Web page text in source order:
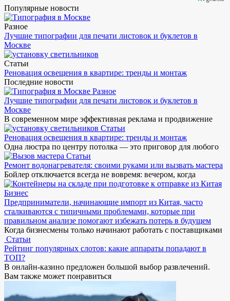
Популярные новости
Разное
Лучшие типографии для печати листовок и буклетов в
Москве
Статьи
Реновация освещения в квартире: тренды и монтаж
Последние новости
Разное
Лучшие типографии для печати листовок и буклетов в
Москве
В современном мире эффективная реклама и продвижение
Статьи
Реновация освещения в квартире: тренды и монтаж
Одна люстра по центру потолка — это приговор для любого
Статьи
Ремонт водонагревателя: своими руками или вызвать мастера
Бойлер отключается всегда не вовремя: вечером, когда
Бизнес
Предприниматели, начинающие импорт из Китая, часто
сталкиваются с типичными проблемами, которые при
правильном анализе помогают избежать потерь в будущем
Когда бизнесмены только начинают работать с поставщиками
Статьи
Рейтинг популярных слотов: какие аппараты попадают в
ТОП?
В онлайн-казино предложен большой выбор развлечений.
Вам также может понравиться